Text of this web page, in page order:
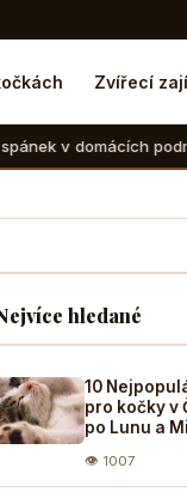
Zvířecí
podmínkách
hledané
10
pro kočky v
po Lunu a
👁 1007